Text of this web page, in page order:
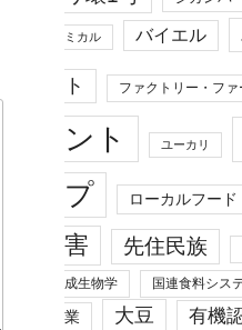
ミカル バイエル
ト ファクトリー・ファ
ント
ユーカリ
プ
ローカルフード
害
先住民族
成生物学 国連食料シス
業
大豆 有機